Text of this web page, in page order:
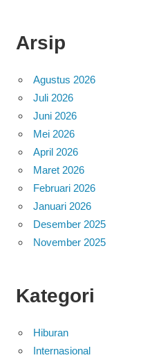
Arsip
Agustus 2026
Juli 2026
Juni 2026
Mei 2026
April 2026
Maret 2026
Februari 2026
Januari 2026
Desember 2025
November 2025
Kategori
Hiburan
Internasional